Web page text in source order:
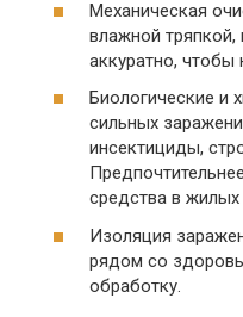
Механическая
влажной
аккуратно, чтобы
Биологические и
сильных
инсектициды,
средства в
Изоляция
рядом со
обработку.